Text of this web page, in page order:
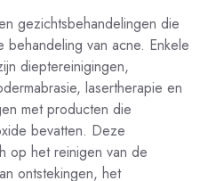
gezichtsbehandelingen die
van acne. Enkele
dieptereinigingen,
lasertherapie en
met producten die
bevatten. Deze
op het reinigen van de
ontstekingen, het